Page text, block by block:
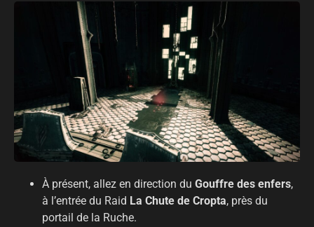
À présent, allez en direction du Gouffre des enfers,
à l’entrée du Raid La Chute de Cropta, près du
portail de la Ruche.